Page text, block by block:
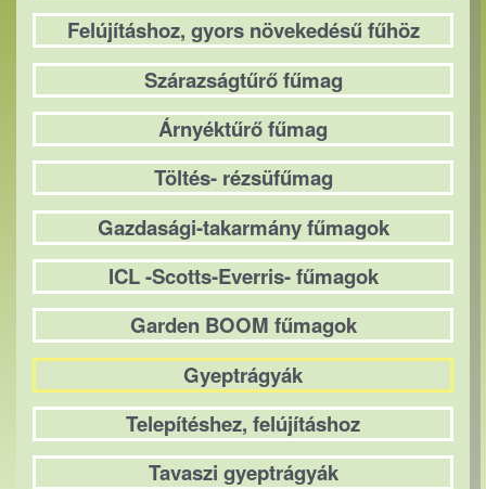
Felújításhoz, gyors növekedésű fűhöz
Szárazságtűrő fűmag
Árnyéktűrő fűmag
Töltés- rézsüfűmag
Gazdasági-takarmány fűmagok
ICL -Scotts-Everris- fűmagok
Garden BOOM fűmagok
Gyeptrágyák
Telepítéshez, felújításhoz
Tavaszi gyeptrágyák